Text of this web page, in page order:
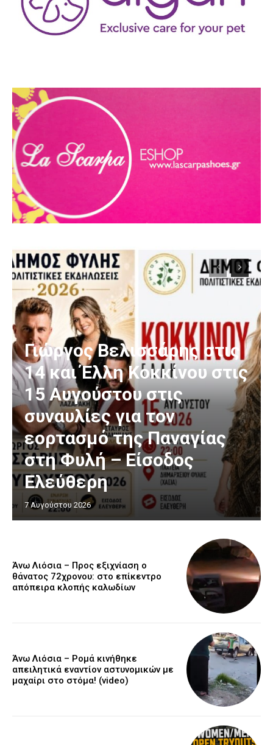
Γιώργος Βελισσάρης στις
14 και Έλλη Κοκκίνου στις
15 Αυγούστου στις
συναυλίες για τον
εορτασμό της Παναγίας
στη Φυλή – Είσοδος
Ελεύθερη
7 Αυγούστου 2026
Άνω Λιόσια – Προς εξιχνίαση ο
θάνατος 72χρονου: στο επίκεντρο
απόπειρα κλοπής καλωδίων
Άνω Λιόσια – Ρομά κινήθηκε
απειλητικά εναντίον αστυνομικών με
μαχαίρι στο στόμα! (video)